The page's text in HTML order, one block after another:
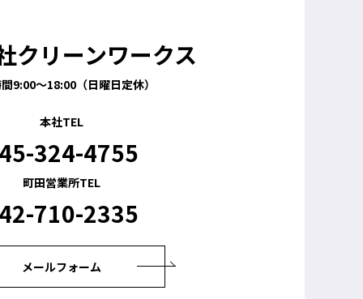
クリーンワークス
9:00～18:00（日曜日定休）
本社TEL
324-4755
町田営業所TEL
710-2335
メールフォーム